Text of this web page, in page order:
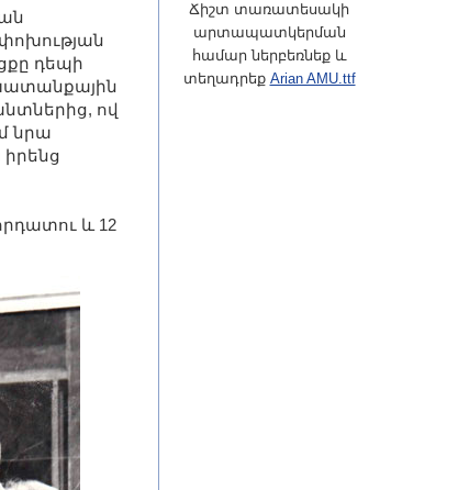
դեպի
ով
նրա
և 12
Ճիշտ տառատեսակի
արտապատկերման
համար ներբեռնեք և
տեղադրեք Arian AMU.ttf